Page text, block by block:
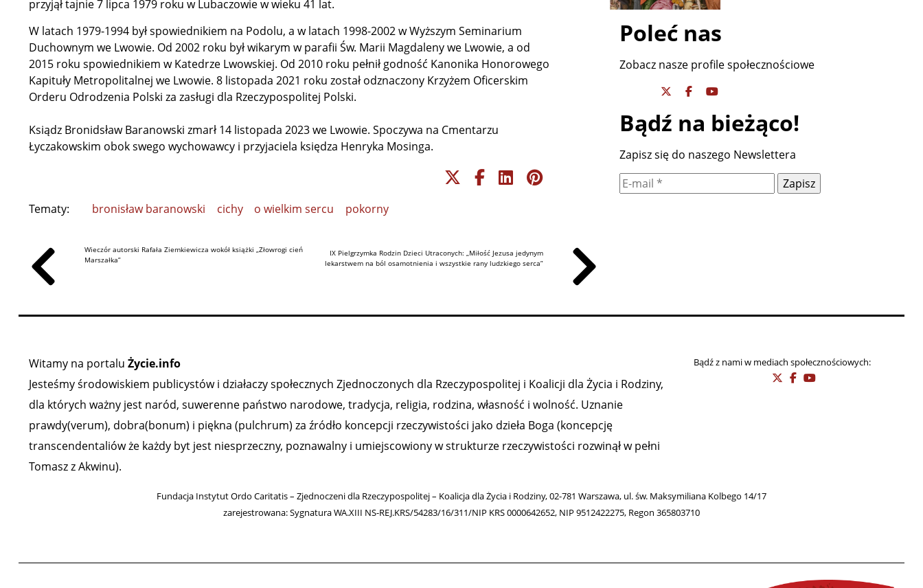
przyjął tajnie 7 lipca 1979 roku w Lubaczowie w wieku 41 lat.
W latach 1979-1994 był spowiednikiem na Podolu, a w latach 1998-2002 w Wyższym Seminarium
Duchownym we Lwowie. Od 2002 roku był wikarym w parafii Św. Marii Magdaleny we Lwowie, a od
2015 roku spowiednikiem w Katedrze Lwowskiej. Od 2010 roku pełnił godność Kanonika Honorowego
Kapituły Metropolitalnej we Lwowie. 8 listopada 2021 roku został odznaczony Krzyżem Oficerskim
Orderu Odrodzenia Polski za zasługi dla Rzeczypospolitej Polski.
Ksiądz Bronidsław Baranowski zmarł 14 listopada 2023 we Lwowie. Spoczywa na Cmentarzu
Łyczakowskim obok swego wychowawcy i przyjaciela księdza Henryka Mosinga.
Tematy: bronisław baranowski cichy o wielkim sercu pokorny
Wieczór autorski Rafała Ziemkiewicza wokół książki „Złowrogi cień
Marszałka”
IX Pielgrzymka Rodzin Dzieci Utraconych: „Miłość Jezusa jedynym
lekarstwem na ból osamotnienia i wszystkie rany ludzkiego serca”
Poleć nas
Zobacz nasze profile społecznościowe
Bądź na bieżąco!
Zapisz się do naszego Newslettera
Witamy na portalu Życie.info
Jesteśmy środowiskiem publicystów i działaczy społecznych Zjednoczonych dla Rzeczypospolitej i Koalicji dla Życia i Rodziny,
dla których ważny jest naród, suwerenne państwo narodowe, tradycja, religia, rodzina, własność i wolność. Uznanie
prawdy(verum), dobra(bonum) i piękna (pulchrum) za źródło koncepcji rzeczywistości jako dzieła Boga (koncepcję
transcendentaliów że każdy byt jest niesprzeczny, poznawalny i umiejscowiony w strukturze rzeczywistości rozwinął w pełni
Tomasz z Akwinu).
Bądź z nami w mediach społecznościowych:
Fundacja Instytut Ordo Caritatis – Zjednoczeni dla Rzeczypospolitej – Koalicja dla Życia i Rodziny, 02-781 Warszawa, ul. św. Maksymiliana Kolbego 14/17
zarejestrowana: Sygnatura WA.XIII NS-REJ.KRS/54283/16/311/NIP KRS 0000642652, NIP 9512422275, Regon 365803710